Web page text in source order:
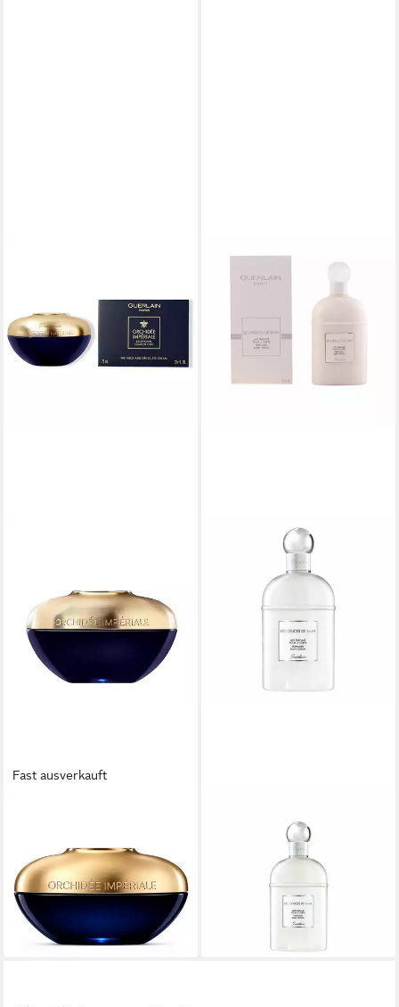
Fast ausverkauft
IMPÉRIALE Hals- und
Dekolletécreme
ab 319,76 €
(4.263,47 €/ 1 l)
lieferbar - in 9-11 Werktagen bei
Körperpflegemittel Les
Délices De Bain Perfumed
Body Lotion
(35,08 €/ 100 ml)
lieferbar - in 2-3 Werktagen bei dir